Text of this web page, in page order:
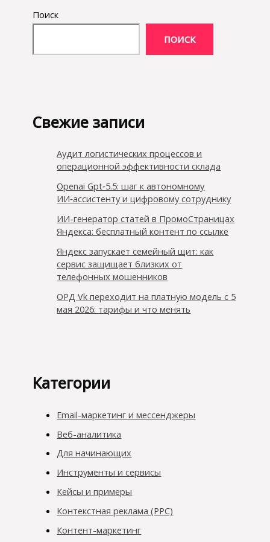
Поиск
ПОИСК
Свежие записи
Аудит логистических процессов и
операционной эффективности склада
Openai Gpt‑5.5: шаг к автономному
ИИ‑ассистенту и цифровому сотруднику
ИИ-генератор статей в ПромоСтраницах
Яндекса: бесплатный контент по ссылке
Яндекс запускает семейный щит: как
сервис защищает близких от
телефонных мошенников
ОРД Vk переходит на платную модель с 5
мая 2026: тарифы и что менять
Категории
Email-маркетинг и мессенджеры
Веб-аналитика
Для начинающих
Инструменты и сервисы
Кейсы и примеры
Контекстная реклама (PPC)
Контент-маркетинг